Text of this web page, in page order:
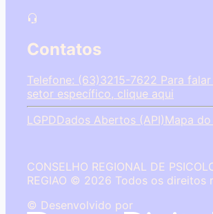
Contatos
Telefone: (63)3215-7622 Para
setor específico, clique aqui
LGPDDados Abertos (API)Mapa
CONSELHO REGIONAL DE
REGIAO © 2026 Todos os direitos
© Desenvolvido por